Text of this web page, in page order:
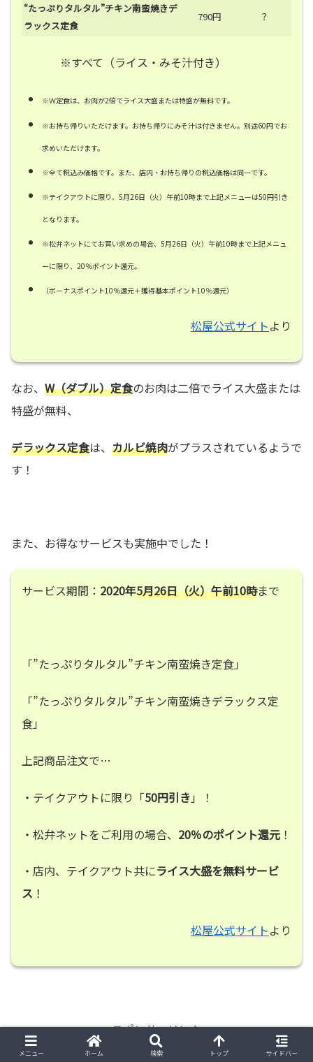
“たっぷりタルタル”チキン南蛮焼きデ
ラックス定食
790円 ？
※すべて（ライス・みそ汁付き）
※Ｗ定食は、お肉が2倍でライス大盛または特盛が無料です。
※お持ち帰りいただけます。お持ち帰りにみそ汁は付きません。別途60円でお
求めいただけます。
※全て税込み価格です。また、店内・お持ち帰りの税込価格は同一です。
※テイクアウトに限り、5月26日（火）午前10時まで上記メニューは50円引き
となります。
※松弁ネットにてお買い求めの場合、5月26日（火）午前10時まで上記メニュ
ーに限り、20％ポイント還元。
（ボーナスポイント10％還元＋獲得基本ポイント10％還元）
松屋公式サイトより
なお、 W（ダブル）定食のお肉は二倍でライス大盛または
特盛が無料、
デラックス定食は、 カルビ焼肉がプラスされているようで
す！
また、お得なサービスも実施中でした！
サービス期間： 2020年5月26日（火）午前10時まで
「”たっぷりタルタル”チキン南蛮焼き定食」
「”たっぷりタルタル”チキン南蛮焼きデラックス定
食」
上記商品注文で…
・テイクアウトに限り「50円引き 」！
・松弁ネットをご利用の場合、 20％のポイント還元 ！
・店内、テイクアウト共にライス大盛を無料サービ
ス ！
松屋公式サイトより
スポンサーリンク
メニュー ホーム 検索 トップ サイドバー